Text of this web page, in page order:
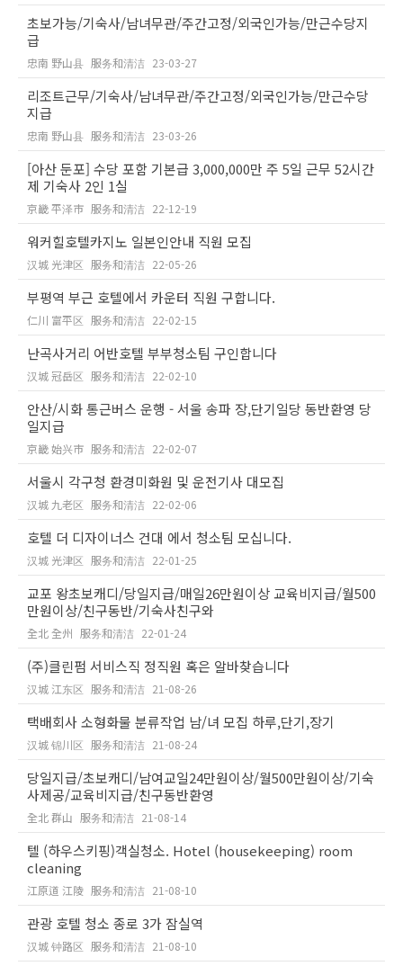
초보가능/기숙사/남녀무관/주간고정/외국인가능/만근수당지
급
忠南 野山县 服务和清洁 23-03-27
리조트근무/기숙사/남녀무관/주간고정/외국인가능/만근수당
지급
忠南 野山县 服务和清洁 23-03-26
[아산 둔포] 수당 포함 기본급 3,000,000만 주 5일 근무 52시간
제 기숙사 2인 1실
京畿 平泽市 服务和清洁 22-12-19
워커힐호텔카지노 일본인안내 직원 모집
汉城 光津区 服务和清洁 22-05-26
부평역 부근 호텔에서 카운터 직원 구합니다.
仁川 富平区 服务和清洁 22-02-15
난곡사거리 어반호텔 부부청소팀 구인합니다
汉城 冠岳区 服务和清洁 22-02-10
안산/시화 통근버스 운행 - 서울 송파 장,단기일당 동반환영 당
일지급
京畿 始兴市 服务和清洁 22-02-07
서울시 각구청 환경미화원 및 운전기사 대모집
汉城 九老区 服务和清洁 22-02-06
호텔 더 디자이너스 건대 에서 청소팀 모십니다.
汉城 光津区 服务和清洁 22-01-25
교포 왕초보캐디/당일지급/매일26만원이상 교육비지급/월500
만원이상/친구동반/기숙사친구와
全北 全州 服务和清洁 22-01-24
(주)클린펌 서비스직 정직원 혹은 알바찾습니다
汉城 江东区 服务和清洁 21-08-26
택배회사 소형화물 분류작업 남/녀 모집 하루,단기,장기
汉城 锦川区 服务和清洁 21-08-24
당일지급/초보캐디/남여교일24만원이상/월500만원이상/기숙
사제공/교육비지급/친구동반환영
全北 群山 服务和清洁 21-08-14
텔 (하우스키핑)객실청소. Hotel (housekeeping) room
cleaning
江原道 江陵 服务和清洁 21-08-10
관광 호텔 청소 종로 3가 잠실역
汉城 钟路区 服务和清洁 21-08-10